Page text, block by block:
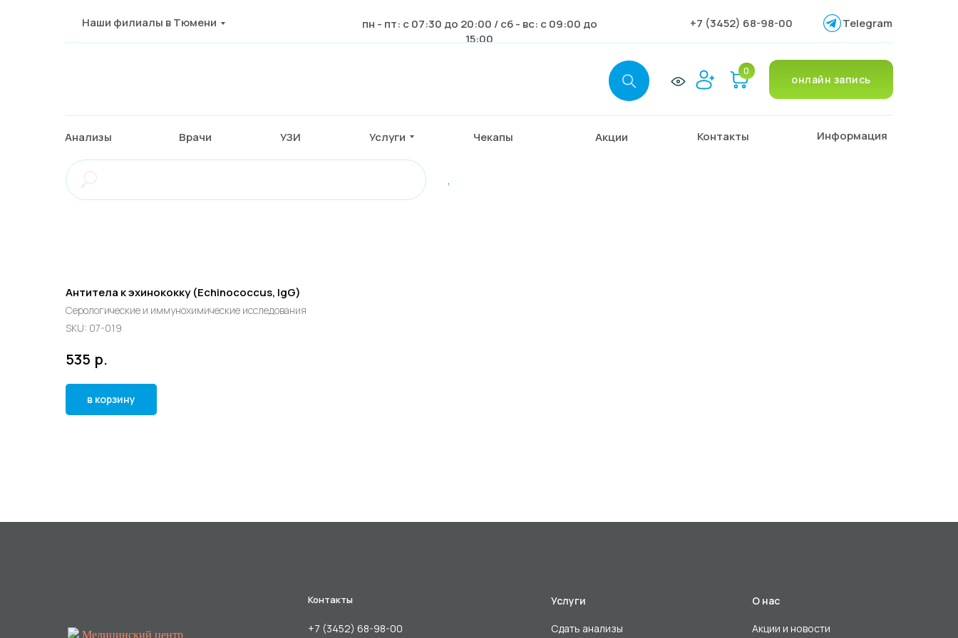
Наши филиалы в Тюмени
пн - пт: с 07:30 до 20:00 / сб - вс: с 09:00 до
15:00
Акции
+7 (3452) 68-98-00
онлайн запись
Анализы Врачи УЗИ Услуги Чекапы Контакты Информация
0
Telegram
,
Антитела к эхинококку (Echinococcus, IgG)
Серологические и иммунохимические исследования
SKU: 07-019
535 р.
в корзину
Услуги
Сдать анализы
Контакты
+7 (3452) 68-98-00
О нас
Акции и новости
Медицинский центр